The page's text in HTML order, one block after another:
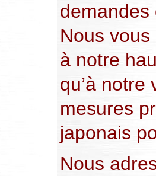
demandes
Nous
à notre
qu’à notre
mesures
japonais
Nous